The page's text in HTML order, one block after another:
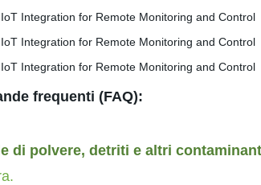
frequenti (FAQ):
di polvere, detriti e altri